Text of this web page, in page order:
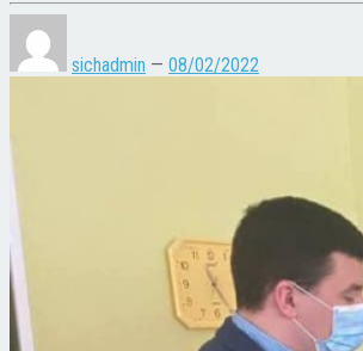
sichadmin — 08/02/2022